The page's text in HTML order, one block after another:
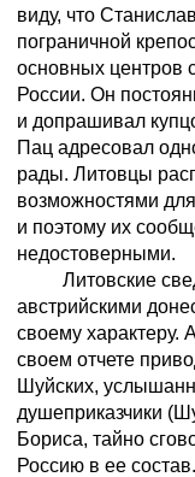
виду, что
пограничной
основных центров
России. Он
и допрашивал
Пац адресовал
рады. Литовцы
возможностями
и поэтому их
недостоверными.
Литовские
австрийскими
своему характеру.
своем отчете
Шуйских,
душеприказчики
Бориса, тайно
Россию в ее